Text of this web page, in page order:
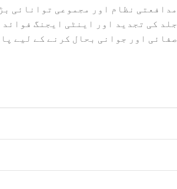
مدافعتی نظام اور مجموعی توانائی
جلد کی تجدید اور اینٹی ایجنگ
صفائی اور جوانی بحال کرنے کے لیے